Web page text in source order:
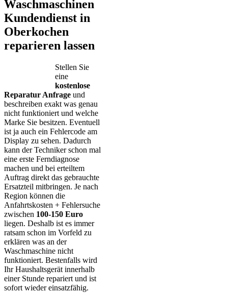
Waschmaschinen
Kundendienst in
Oberkochen
reparieren lassen
Stellen Sie
eine
kostenlose
Reparatur Anfrage und
beschreiben exakt was genau
nicht funktioniert und welche
Marke Sie besitzen. Eventuell
ist ja auch ein Fehlercode am
Display zu sehen. Dadurch
kann der Techniker schon mal
eine erste Ferndiagnose
machen und bei erteiltem
Auftrag direkt das gebrauchte
Ersatzteil mitbringen. Je nach
Region können die
Anfahrtskosten + Fehlersuche
zwischen 100-150 Euro
liegen. Deshalb ist es immer
ratsam schon im Vorfeld zu
erklären was an der
Waschmaschine nicht
funktioniert. Bestenfalls wird
Ihr Haushaltsgerät innerhalb
einer Stunde repariert und ist
sofort wieder einsatzfähig.